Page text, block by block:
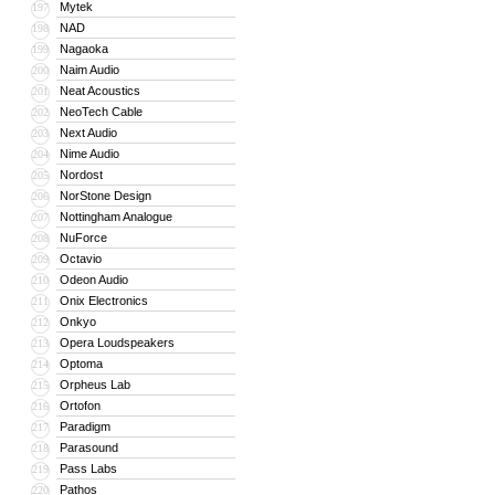
197 Mytek
198 NAD
199 Nagaoka
200 Naim Audio
201 Neat Acoustics
202 NeoTech Cable
203 Next Audio
204 Nime Audio
205 Nordost
206 NorStone Design
207 Nottingham Analogue
208 NuForce
209 Octavio
210 Odeon Audio
211 Onix Electronics
212 Onkyo
213 Opera Loudspeakers
214 Optoma
215 Orpheus Lab
216 Ortofon
217 Paradigm
218 Parasound
219 Pass Labs
220 Pathos